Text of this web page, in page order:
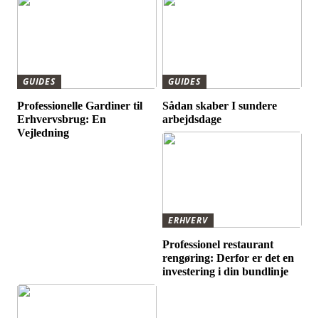
GUIDES
Professionelle Gardiner til
Erhvervsbrug: En
Vejledning
GUIDES
Sådan skaber I sundere
arbejdsdage
ERHVERV
Professionel restaurant
rengøring: Derfor er det en
investering i din bundlinje